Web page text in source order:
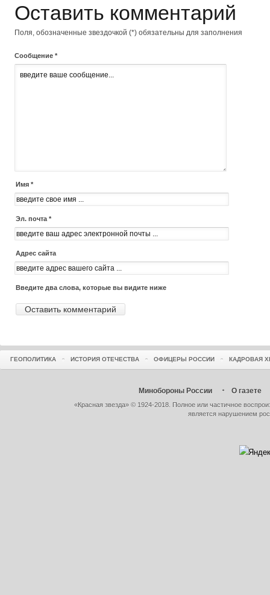
Оставить комментарий
Поля, обозначенные звездочкой (*) обязательны для заполнения
Сообщение *
Имя *
Эл. почта *
Адрес сайта
Введите два слова, которые вы видите ниже
ГЕОПОЛИТИКА ИСТОРИЯ ОТЕЧЕСТВА ОФИЦЕРЫ РОССИИ КАДРОВАЯ
Минобороны России О газете
«Красная звезда» © 1924-2018. Полное или частичное
является нарушением